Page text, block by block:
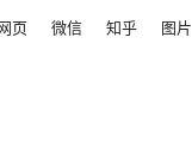
页 微信 知乎 图片